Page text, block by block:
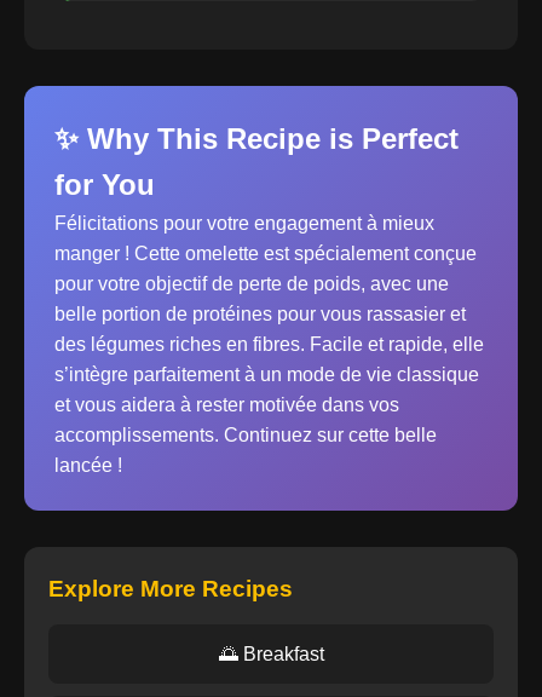
✨ Why This Recipe is Perfect
for You
Félicitations pour votre engagement à mieux
manger ! Cette omelette est spécialement conçue
pour votre objectif de perte de poids, avec une
belle portion de protéines pour vous rassasier et
des légumes riches en fibres. Facile et rapide, elle
s’intègre parfaitement à un mode de vie classique
et vous aidera à rester motivée dans vos
accomplissements. Continuez sur cette belle
lancée !
Explore More Recipes
🌅 Breakfast